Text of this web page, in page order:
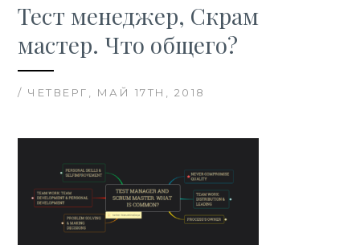
Тест менеджер, Скрам
мастер. Что общего?
/ ЧЕТВЕРГ, МАЙ 17TH, 2018